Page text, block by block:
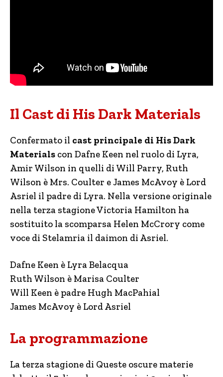
Il Cast di His Dark Materials
Confermato il cast principale di His Dark
Materials con Dafne Keen nel ruolo di Lyra,
Amir Wilson in quelli di Will Parry, Ruth
Wilson è Mrs. Coulter e James McAvoy è Lord
Asriel il padre di Lyra. Nella versione originale
nella terza stagione Victoria Hamilton ha
sostituito la scomparsa Helen McCrory come
voce di Stelamria il daimon di Asriel.
Dafne Keen è Lyra Belacqua
Ruth Wilson è Marisa Coulter
Will Keen è padre Hugh MacPahial
James McAvoy è Lord Asriel
La programmazione
La terza stagione di Queste oscure materie